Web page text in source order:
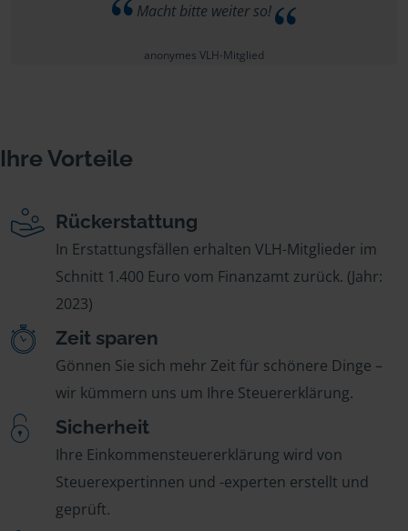
Macht bitte weiter so!
anonymes VLH-Mitglied
Ihre Vorteile
Rückerstattung
In Erstattungsfällen erhalten VLH-Mitglieder im
Schnitt 1.400 Euro vom Finanzamt zurück. (Jahr:
2023)
Zeit sparen
Gönnen Sie sich mehr Zeit für schönere Dinge –
wir kümmern uns um Ihre Steuererklärung.
Sicherheit
Ihre Einkommensteuererklärung wird von
Steuerexpertinnen und -experten erstellt und
geprüft.